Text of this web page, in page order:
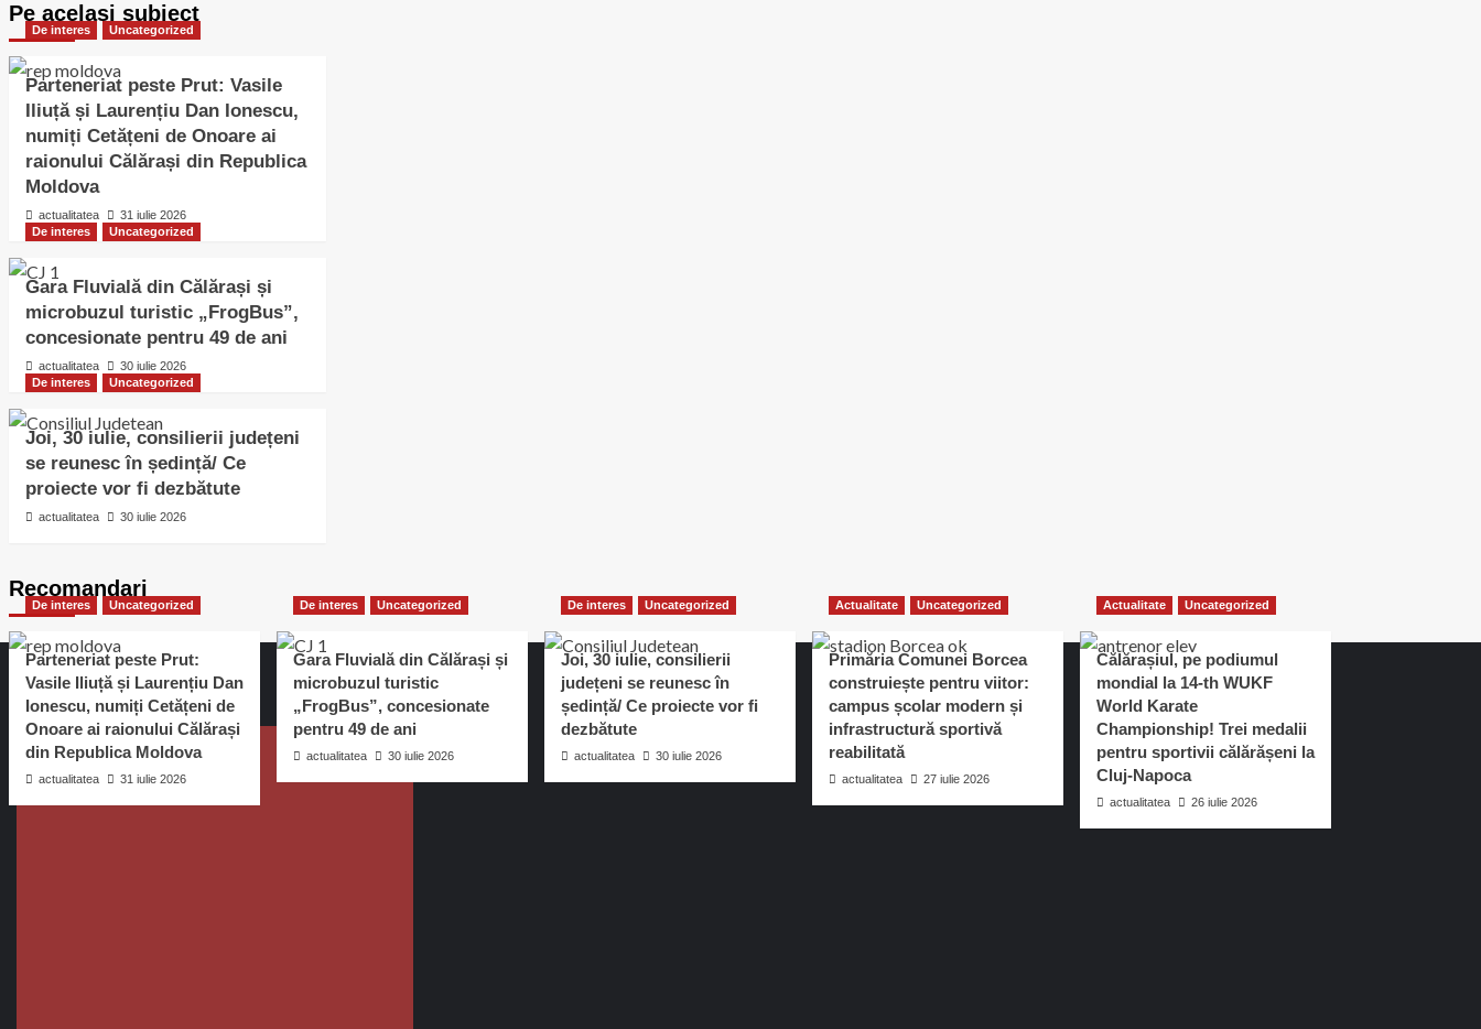
Pe acelasi subiect
De interes Uncategorized
Parteneriat peste Prut: Vasile
Iliuță și Laurențiu Dan Ionescu,
numiți Cetățeni de Onoare ai
raionului Călărași din Republica
Moldova
actualitatea
31 iulie 2026
De interes
Uncategorized
Gara Fluvială din Călărași și
microbuzul turistic „FrogBus”,
concesionate pentru 49 de ani
actualitatea
30 iulie 2026
De interes
Uncategorized
Joi, 30 iulie, consilierii județeni
se reunesc în ședință/ Ce
proiecte vor fi dezbătute
actualitatea 30 iulie 2026
Recomandari
De interes Uncategorized
Parteneriat peste Prut:
Vasile Iliuță și Laurențiu Dan
Ionescu, numiți Cetățeni de
Onoare ai raionului Călărași
din Republica Moldova
actualitatea 31 iulie 2026
De interes Uncategorized
Gara Fluvială din Călărași și
microbuzul turistic
„FrogBus”, concesionate
pentru 49 de ani
actualitatea 30 iulie 2026
De interes Uncategorized
Joi, 30 iulie, consilierii
județeni se reunesc în
ședință/ Ce proiecte vor fi
dezbătute
actualitatea 30 iulie 2026
Actualitate Uncategorized
Primăria Comunei Borcea
construiește pentru viitor:
campus școlar modern și
infrastructură sportivă
reabilitată
actualitatea 27 iulie 2026
Actualitate Uncategorized
Călărașiul, pe podiumul
mondial la 14-th WUKF
World Karate
Championship! Trei medalii
pentru sportivii călărășeni la
Cluj-Napoca
actualitatea 26 iulie 2026